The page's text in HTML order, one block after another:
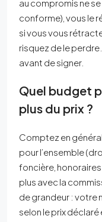
au compromis ne
conforme), vous le
si vous vous
risquez de le
avant de signer.
Quel budget
plus du prix ?
Comptez en général
pour l’ensemble
foncière,
plus avec la
de grandeur :
selon le prix déclaré